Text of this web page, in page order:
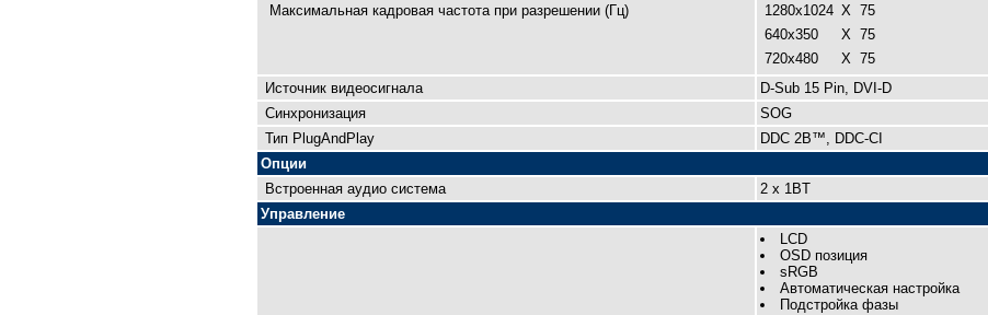
Максимальная кадровая чaстота при разрешении (Гц)
1280x1024 X 75
640x350
X 75
720x480
X 75
Источник видеосигнала
D-Sub 15 Pin, DVI-D
Синхронизация
SOG
Тип PlugAndPlay
DDC 2B™, DDC-CI
Опции
Встроенная аудио система
2 x 1BT
Управление
LCD
OSD позиция
sRGB
Автоматическая настройка
Подстройка фазы